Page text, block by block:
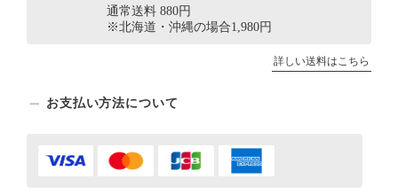
通常送料 880円
※北海道・沖縄の場合1,980円
詳しい送料はこちら
お支払い方法について